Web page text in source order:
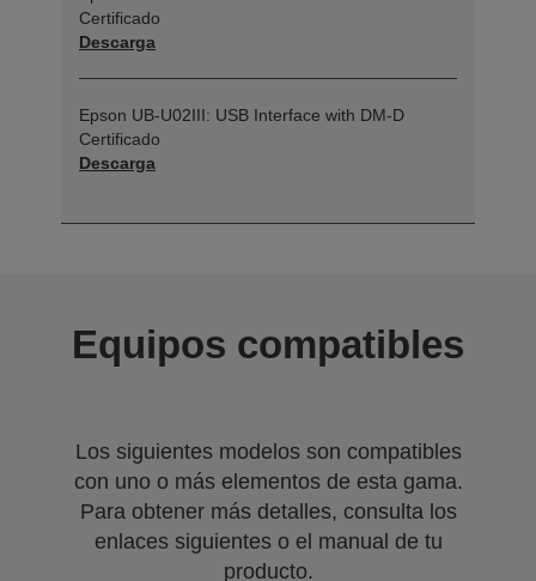
Certificado
Descarga
Epson UB-U02III: USB Interface with DM-D
Certificado
Descarga
Equipos compatibles
Los siguientes modelos son compatibles
con uno o más elementos de esta gama.
Para obtener más detalles, consulta los
enlaces siguientes o el manual de tu
producto.